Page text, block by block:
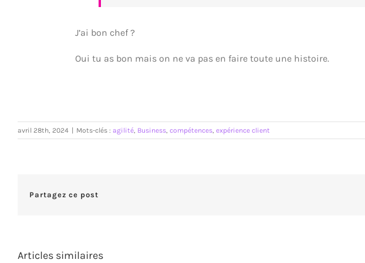
J’ai bon chef ?
Oui tu as bon mais on ne va pas en faire toute une histoire.
avril 28th, 2024 | Mots-clés : agilité Business compétences expérience client
Partagez ce post
Articles similaires